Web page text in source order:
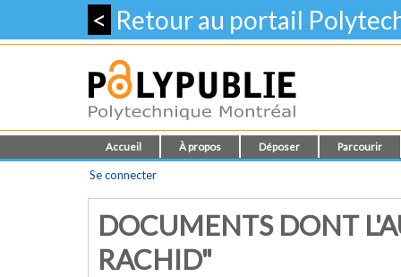
< Retour au portail
Accueil À propos Déposer Parcourir
Se connecter
DOCUMENTS DONT
RACHID"